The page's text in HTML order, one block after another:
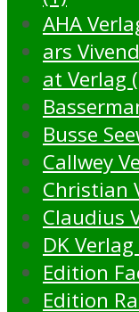
AHA
ars
at Verlag
Busse
Callwey
Christian
Claudius
DK
Edition
Edition